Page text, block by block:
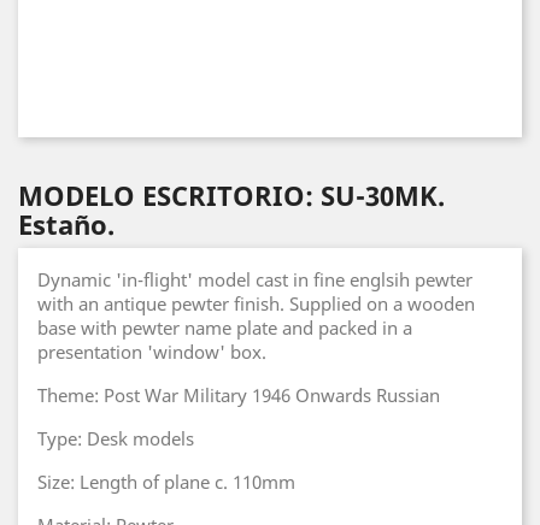
MODELO ESCRITORIO: SU-30MK.
Estaño.
Dynamic 'in-flight' model cast in fine englsih pewter
with an antique pewter finish. Supplied on a wooden
base with pewter name plate and packed in a
presentation 'window' box.
Theme: Post War Military 1946 Onwards Russian
Type: Desk models
Size: Length of plane c. 110mm